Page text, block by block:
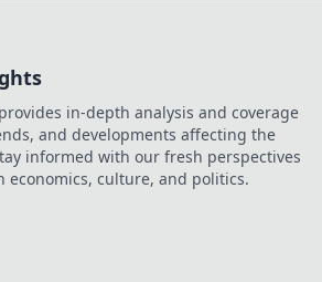
im Spiel!
in-depth analysis and coverage
and developments affecting the
informed with our fresh perspectives
economics, culture, and politics.